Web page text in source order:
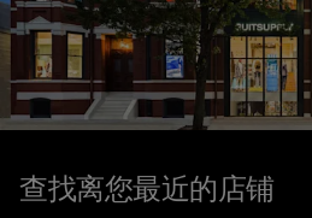
查找离您最近的店铺